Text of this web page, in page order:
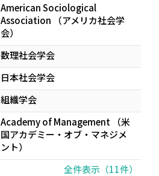
American Sociological
Association （アメリカ社会学
会）
数理社会学会
日本社会学会
組織学会
Academy of Management （米
国アカデミー・オブ・マネジメ
ント）
全件表示（11件）